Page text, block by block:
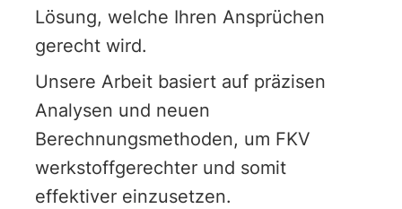
Lösung, welche Ihren Ansprüchen
gerecht wird.
Unsere Arbeit basiert auf präzisen
Analysen und neuen
Berechnungsmethoden, um FKV
werkstoffgerechter und somit
effektiver einzusetzen.